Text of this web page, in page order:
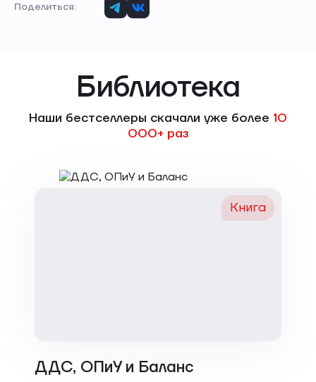
Поделиться:
Библиотека
Наши бестселлеры скачали уже более 10
000+ раз
Книга
ДДС, ОПиУ и Баланс